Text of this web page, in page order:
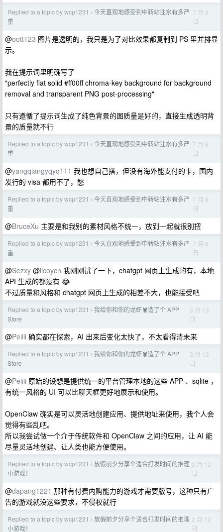
Replied to a topic by wcp1231 › 今天直观地感受到中转站注水有多严
重
7 月 8
日
@oott123 图片是透明的，我只是为了对比效果都复制到 PS 里并排显
示。
我在提示词里明确写了
"perfectly flat solid #ff00ff chroma-key background for background
removal and transparent PNG post-processing"
只有遵循了提示词生成了纯色背景的图质量是好的，直接生成透明背
景的质量就不行
Replied to a topic by wcp1231 › 今天直观地感受到中转站注水有多严
重
7 月 8
日
@yangqiangyqyq111 我也想自己搭，但没有海外能支付的卡，国内
发行的 visa 都用不了，愁
Replied to a topic by wcp1231 › 今天直观地感受到中转站注水有多严
重
7 月 8
日
@BruceXu 主要是和我别的素材风格不统一，放到一起就很别扭
Replied to a topic by wcp1231 › 今天直观地感受到中转站注水有多严
重
7 月 8
日
@Sezxy @licoycn 我刚刚试了一下，chatgpt 网页上生成的有，本地
API 生成的都没有 😂
不过质量和风格和 chatgpt 网页上生成的相差不大，也能接受吧
Replied to a topic by wcp1231 › 我给你和你的龙虾🦞造了个 APP
Store
3 月 13
日
@Peiiii 确实都在探索，AI 出来后变化太快了，不太看得清未来
Replied to a topic by wcp1231 › 我给你和你的龙虾🦞造了个 APP
Store
3 月 13
日
@Peiiii 原始的设想是提供统一的平台管理本地的这些 APP 、sqlite ，
有统一风格的 UI 可以比聊天框更好地展示和使用。
OpenClaw 确实是可以灵活地创建应用、提供地址来使用，我个人会
觉得有些乱吧。
所以我尝试做一个介于传统软件和 OpenClaw 之间的应用，让 AI 能
尽量灵活地创建、让人类也能方便使用。
Replied to a topic by wcp1231 › 放假前夕分享个适合打发时间的推理
小游戏！
2 月 12
日
@dapang1221 那种有付费内购能力的游戏才需要版号，这种只有广
告的游戏就没这些要求，不侵权就行
Replied to a topic by wcp1231 › 放假前夕分享个适合打发时间的推理
小游戏！
2 月 12
日